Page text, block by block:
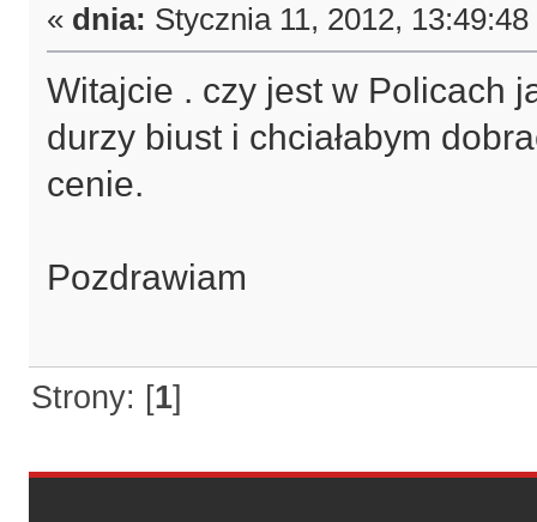
« dnia: Stycznia 11, 2012,
Witajcie . czy jest w Policach
durzy biust i chciałabym
cenie.
Pozdrawiam
Strony: [1]